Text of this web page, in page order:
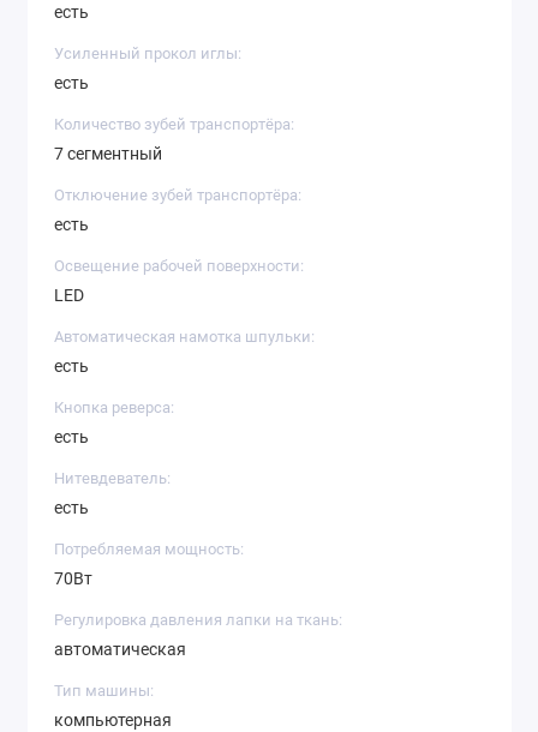
есть
Усиленный прокол иглы:
есть
Количество зубей транспортёра:
7 сегментный
Отключение зубей транспортёра:
есть
Освещение рабочей поверхности:
LED
Автоматическая намотка шпульки:
есть
Кнопка реверса:
есть
Нитевдеватель:
есть
Потребляемая мощность:
70Вт
Регулировка давления лапки на ткань:
автоматическая
Тип машины:
компьютерная